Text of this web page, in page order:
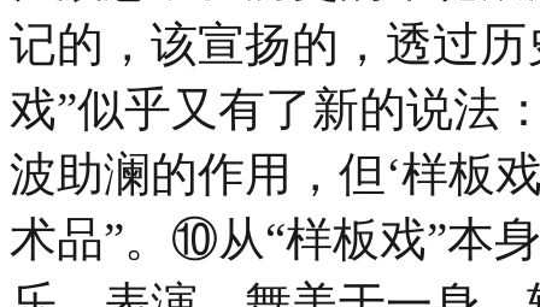
记的，该宣扬的，透过
戏”似乎又有了新的说法
波助澜的作用，但‘样板
术品”。⑩从“样板戏”本